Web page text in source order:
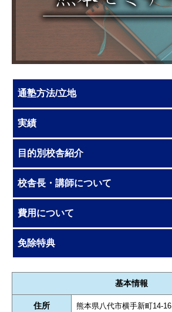
通塾方法/立地
実績
目的別校舎紹介
校舎長・講師について
費用について
免除特典
基本情報
住所 熊本県八代市横手新町14-16